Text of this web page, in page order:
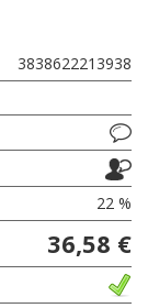
3838622213938
22 %
36,58 €